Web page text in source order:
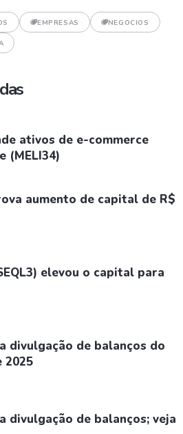
EMPRESAS NEGOCIOS
ativos de e-commerce
(MELI34)
aumento de capital de R$
elevou o capital para
divulgação de balanços do
2025
divulgação de balanços; veja